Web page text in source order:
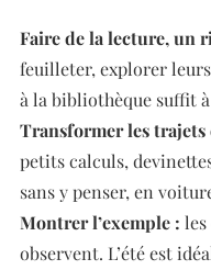
Faire de la lecture, un
feuilleter, explorer
à la bibliothèque suffit
Transformer les
petits calculs,
sans y penser, en
Montrer l’exemple :
observent. L’été est